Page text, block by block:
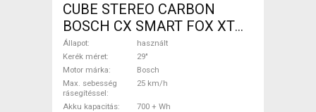
CUBE STEREO CARBON
BOSCH CX SMART FOX XT
Elektromos Mountain Bike
29" össztelós / fully Bosch
használt ELADÓ
Állapot
használt
Kerék méret
29"
Motor márka
Bosch
Max. sebesség
rásegítéssel
25 km/h
Akku kapacitás
700 + Wh